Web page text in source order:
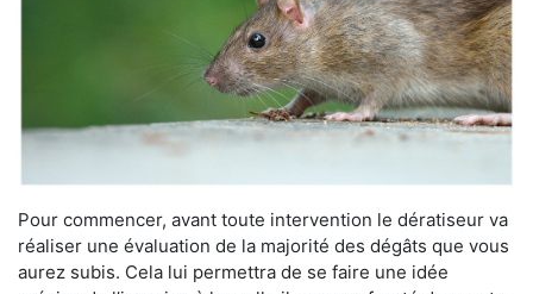
Pour commencer, avant toute intervention le dératiseur va
réaliser une évaluation de la majorité des dégâts que vous
aurez subis. Cela lui permettra de se faire une idée